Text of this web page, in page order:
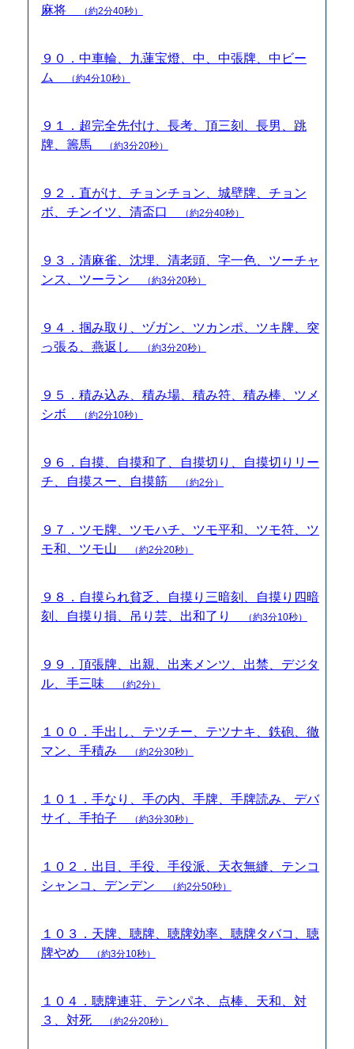
麻将 （約2分40秒）
９０．中車輪、九蓮宝燈、中、中張牌、中ビー
ム
（約4分10秒）
９１．超完全先付け、長考、頂三刻、長男、跳
牌、籌馬
（約3分20秒）
９２．直がけ、チョンチョン、城壁牌、チョン
ボ、チンイツ、清盃口
（約2分40秒）
９３．清麻雀、沈埋、清老頭、字一色、ツーチャ
ンス、ツーラン
（約3分20秒）
９４．掴み取り、ヅガン、ツカンポ、ツキ牌、突
っ張る、燕返し
（約3分20秒）
９５．積み込み、積み場、積み符、積み棒、ツメ
シボ
（約2分10秒）
９６．自摸、自摸和了、自摸切り、自摸切りリー
チ、自摸スー、自摸筋
（約2分）
９７．ツモ牌、ツモハチ、ツモ平和、ツモ符、ツ
モ和、ツモ山
（約2分20秒）
９８．自摸られ貧乏、自摸り三暗刻、自摸り四暗
刻、自摸り損、吊り芸、出和了り
（約3分10秒）
９９．頂張牌、出親、出来メンツ、出禁、デジタ
ル、手三味
（約2分）
１００．手出し、テツチー、テツナキ、鉄砲、徹
マン、手積み
（約2分30秒）
１０１．手なり、手の内、手牌、手牌読み、デバ
サイ、手拍子
（約3分30秒）
１０２．出目、手役、手役派、天衣無縫、テンコ
シャンコ、デンデン
（約2分50秒）
１０３．天牌、聴牌、聴牌効率、聴牌タバコ、聴
牌やめ
（約3分10秒）
１０４．聴牌連荘、テンパネ、点棒、天和、対
３、対死
（約2分20秒）